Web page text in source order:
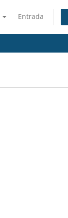
Entrada